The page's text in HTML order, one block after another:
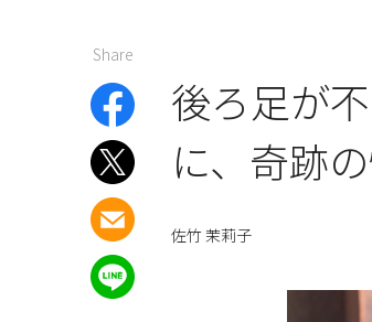
Share
後ろ足が
に、奇跡
佐竹 茉莉子